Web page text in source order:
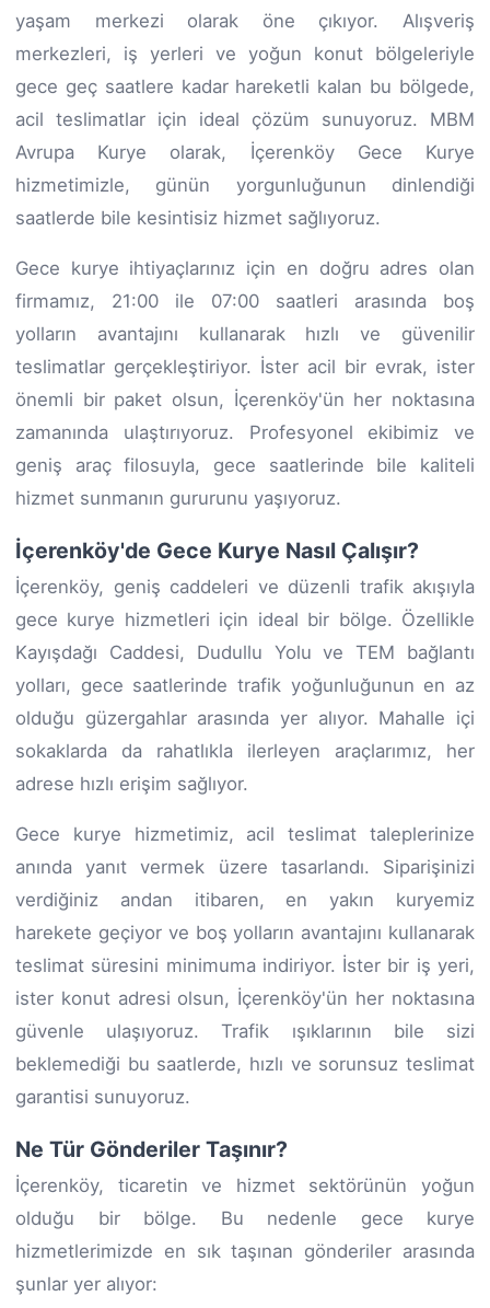
yaşam merkezi olarak öne çıkıyor. Alışveriş
merkezleri, iş yerleri ve yoğun konut bölgeleriyle
gece geç saatlere kadar hareketli kalan bu bölgede,
acil teslimatlar için ideal çözüm sunuyoruz. MBM
Avrupa Kurye olarak, İçerenköy Gece Kurye
hizmetimizle, günün yorgunluğunun dinlendiği
saatlerde bile kesintisiz hizmet sağlıyoruz.
Gece kurye ihtiyaçlarınız için en doğru adres olan
firmamız, 21:00 ile 07:00 saatleri arasında boş
yolların avantajını kullanarak hızlı ve güvenilir
teslimatlar gerçekleştiriyor. İster acil bir evrak, ister
önemli bir paket olsun, İçerenköy'ün her noktasına
zamanında ulaştırıyoruz. Profesyonel ekibimiz ve
geniş araç filosuyla, gece saatlerinde bile kaliteli
hizmet sunmanın gururunu yaşıyoruz.
İçerenköy'de Gece Kurye Nasıl Çalışır?
İçerenköy, geniş caddeleri ve düzenli trafik akışıyla
gece kurye hizmetleri için ideal bir bölge. Özellikle
Kayışdağı Caddesi, Dudullu Yolu ve TEM bağlantı
yolları, gece saatlerinde trafik yoğunluğunun en az
olduğu güzergahlar arasında yer alıyor. Mahalle içi
sokaklarda da rahatlıkla ilerleyen araçlarımız, her
adrese hızlı erişim sağlıyor.
Gece kurye hizmetimiz, acil teslimat taleplerinize
anında yanıt vermek üzere tasarlandı. Siparişinizi
verdiğiniz andan itibaren, en yakın kuryemiz
harekete geçiyor ve boş yolların avantajını kullanarak
teslimat süresini minimuma indiriyor. İster bir iş yeri,
ister konut adresi olsun, İçerenköy'ün her noktasına
güvenle ulaşıyoruz. Trafik ışıklarının bile sizi
beklemediği bu saatlerde, hızlı ve sorunsuz teslimat
garantisi sunuyoruz.
Ne Tür Gönderiler Taşınır?
İçerenköy, ticaretin ve hizmet sektörünün yoğun
olduğu bir bölge. Bu nedenle gece kurye
hizmetlerimizde en sık taşınan gönderiler arasında
şunlar yer alıyor: